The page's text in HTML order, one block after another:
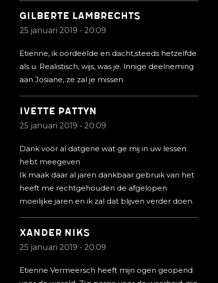
Gilberte lambrechts
25 januari 2019 - 20:09
Etienne, ik oordeelde en dacht,steeds hetzelfde
als u. Realistisch, wijs, was je. Innige deelneming
aan Josiane, ze zal je missen.
ivette pattyn
25 januari 2019 - 20:09
Dank voor al datgene wat ge mij in uw lessen
hebt meegeven
Ik maak daar al jaren dankbaar gebruik van het
heeft me rechtgehouden de afgelopen
moeilijke jaren en ik zal dat blijven verder doen.
Xander Niks
25 januari 2019 - 20:09
Etienne Vermeersch heeft mijn ogen geopend